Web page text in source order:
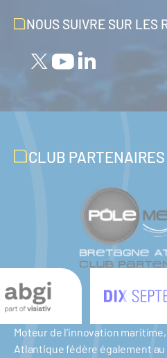
NOUS SUIVRE SUR LES
CLUB PARTENAIRES
Moteur de l'innovation
Atlantique fédère également